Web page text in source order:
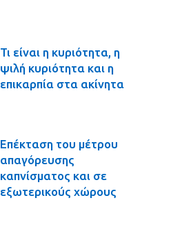
Τι είναι η κυριότητα, η
ψιλή κυριότητα και η
επικαρπία στα ακίνητα
Επέκταση του μέτρου
απαγόρευσης
καπνίσματος και σε
εξωτερικούς χώρους